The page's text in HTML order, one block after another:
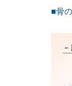
■骨